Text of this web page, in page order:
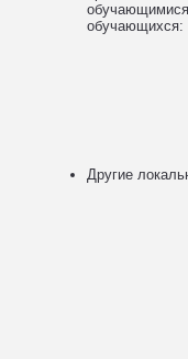
обучающимися
обучающихся:
Другие